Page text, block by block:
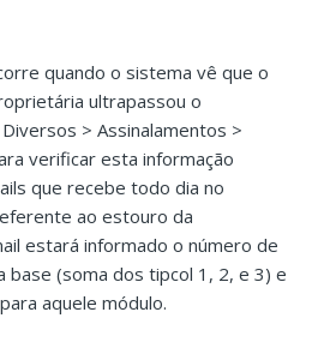
quando o sistema vê que o
ultrapassou o
> Assinalamentos >
verificar esta informação
que recebe todo dia no
ao estouro da
estará informado o número de
base (soma dos tipcol 1, 2, e 3) e
aquele módulo.